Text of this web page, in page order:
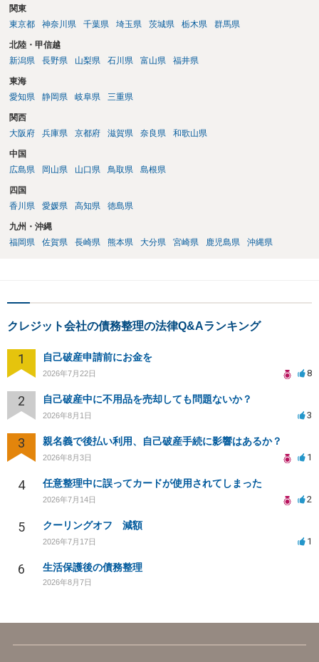
関東
東京都
神奈川県 千葉県 埼玉県 茨城県 栃木県 群馬県
北陸・甲信越
新潟県
長野県 山梨県 石川県 富山県 福井県
東海
愛知県
静岡県 岐阜県 三重県
関西
大阪府
兵庫県 京都府 滋賀県 奈良県 和歌山県
中国
広島県
岡山県 山口県 鳥取県 島根県
四国
香川県
愛媛県 高知県 徳島県
九州・沖縄
福岡県
佐賀県 長崎県 熊本県 大分県 宮崎県 鹿児島県 沖縄県
クレジット会社の債務整理の法律Q&Aランキング
1 自己破産申請前にお金を
2026年7月22日 8
2 自己破産中に不用品を売却しても問題ないか？
2026年8月1日 3
3 親名義で後払い利用、自己破産手続に影響はあるか？
2026年8月3日 1
4 任意整理中に誤ってカードが使用されてしまった
2026年7月14日 2
5 クーリングオフ 減額
2026年7月17日 1
6 生活保護後の債務整理
2026年8月7日